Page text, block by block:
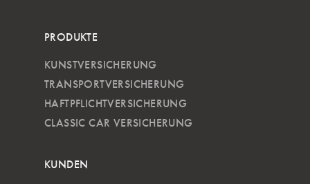
PRODUKTE
KUNSTVERSICHERUNG
TRANSPORTVERSICHERUNG
HAFTPFLICHTVERSICHERUNG
CLASSIC CAR VERSICHERUNG
KUNDEN